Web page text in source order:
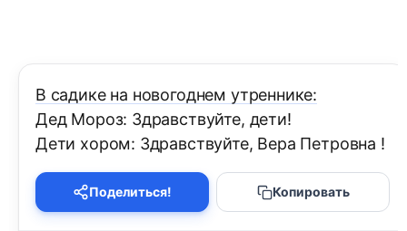
В садике на новогоднем утреннике:
Дед Мороз: Здравствуйте, дети!
Дети хором: Здравствуйте, Вера Петровна !
Поделиться! Копировать